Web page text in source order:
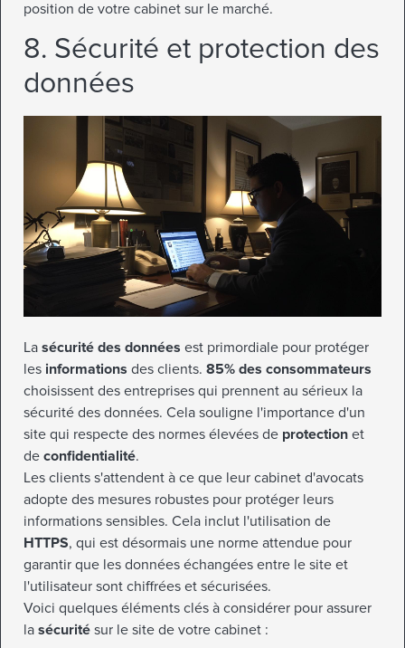
position de votre cabinet sur le marché.
8. Sécurité et protection des
données
La sécurité des données est primordiale pour protéger
les informations des clients. 85% des consommateurs
choisissent des entreprises qui prennent au sérieux la
sécurité des données. Cela souligne l'importance d'un
site qui respecte des normes élevées de protection et
de confidentialité.
Les clients s'attendent à ce que leur cabinet d'avocats
adopte des mesures robustes pour protéger leurs
informations sensibles. Cela inclut l'utilisation de
HTTPS, qui est désormais une norme attendue pour
garantir que les données échangées entre le site et
l'utilisateur sont chiffrées et sécurisées.
Voici quelques éléments clés à considérer pour assurer
la sécurité sur le site de votre cabinet :